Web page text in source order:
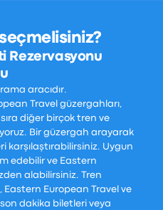
Rezervasyonu
aracıdır.
Travel güzergahları,
diğer birçok tren ve
Bir güzergah arayarak
karşılaştırabilirsiniz. Uygun
edebilir ve Eastern
alabilirsiniz. Tren
Eastern European Travel ve
dakika biletleri veya